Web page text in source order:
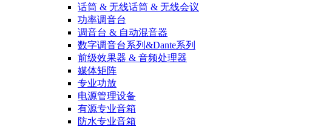
话筒 & 无线话筒 & 无线会议
功率调音台
调音台 & 自动混音器
数字调音台系列&Dante系列
前级效果器 & 音频处理器
媒体矩阵
专业功放
电源管理设备
有源专业音箱
防水专业音箱